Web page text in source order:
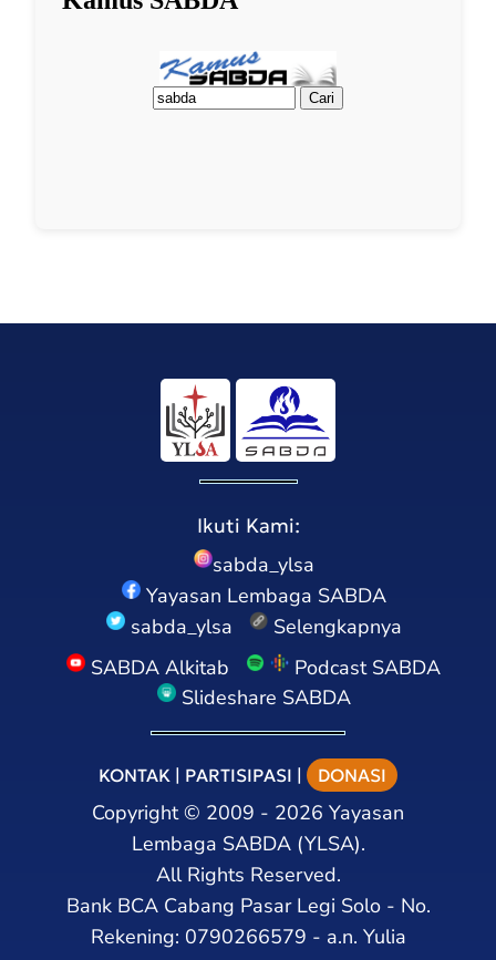
Ikuti Kami:
sabda_ylsa
Yayasan Lembaga SABDA
sabda_ylsa
Selengkapnya
SABDA Alkitab
Podcast SABDA
Slideshare SABDA
KONTAK | PARTISIPASI | DONASI
Copyright© 2009 - 2026 Yayasan
Lembaga SABDA (YLSA).
All Rights Reserved.
Bank BCA Cabang Pasar Legi Solo - No.
Rekening: 0790266579 - a.n. Yulia